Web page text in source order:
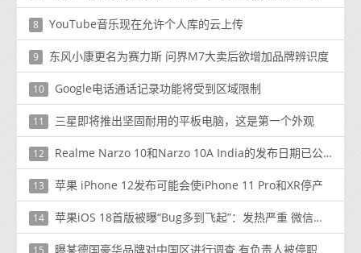
8 YouTube音乐现在允许个人库的云上传
9 东风小康更名为赛力斯 问界M7大卖后欲增加品牌辨识度
10 Google电话通话记录功能将受到区域限制
11 三星即将推出坚固耐用的平板电脑，这是第一个外观
12 Realme Narzo 10和Narzo 10A India的发布日期已公布，活动将在线播出
13 苹果 iPhone 12发布可能会使iPhone 11 Pro和XR停产
14 苹果iOS 18首版被曝“Bug多到飞起”：发热严重 微信延迟
15 曝某德国豪华品牌对中国区进行调查 有负责人被停职